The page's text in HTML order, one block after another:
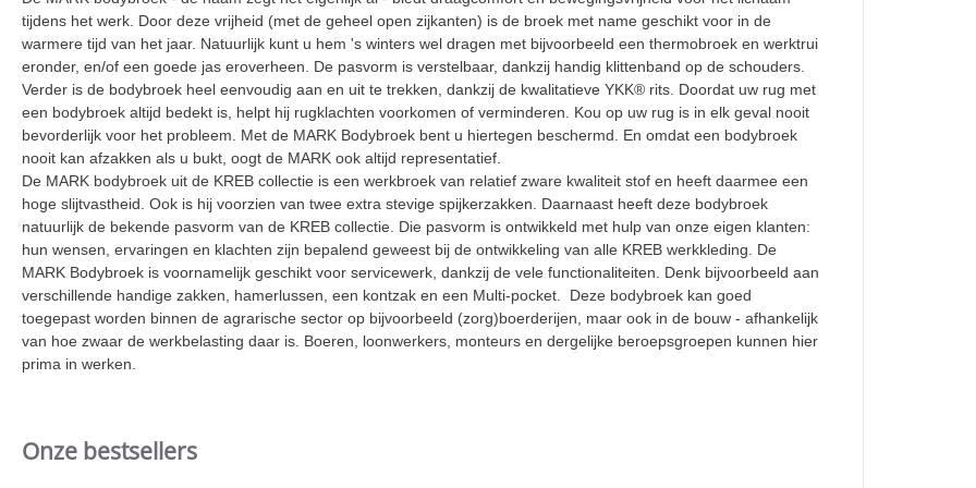
tijdens het werk. Door deze vrijheid (met de geheel open zijkanten) is de broek met name geschikt voor in de
warmere tijd van het jaar. Natuurlijk kunt u hem 's winters wel dragen met bijvoorbeeld een thermobroek en werktrui
eronder, en/of een goede jas eroverheen. De pasvorm is verstelbaar, dankzij handig klittenband op de schouders.
Verder is de bodybroek heel eenvoudig aan en uit te trekken, dankzij de kwalitatieve YKK® rits. Doordat uw rug met
een bodybroek altijd bedekt is, helpt hij rugklachten voorkomen of verminderen. Kou op uw rug is in elk geval nooit
bevorderlijk voor het probleem. Met de MARK Bodybroek bent u hiertegen beschermd. En omdat een bodybroek
nooit kan afzakken als u bukt, oogt de MARK ook altijd representatief.
De MARK bodybroek uit de KREB collectie is een werkbroek van relatief zware kwaliteit stof en heeft daarmee een
hoge slijtvastheid. Ook is hij voorzien van twee extra stevige spijkerzakken. Daarnaast heeft deze bodybroek
natuurlijk de bekende pasvorm van de KREB collectie. Die pasvorm is ontwikkeld met hulp van onze eigen klanten:
hun wensen, ervaringen en klachten zijn bepalend geweest bij de ontwikkeling van alle KREB werkkleding. De
MARK Bodybroek is voornamelijk geschikt voor servicewerk, dankzij de vele functionaliteiten. Denk bijvoorbeeld aan
verschillende handige zakken, hamerlussen, een kontzak en een Multi-pocket. Deze bodybroek kan goed
toegepast worden binnen de agrarische sector op bijvoorbeeld (zorg)boerderijen, maar ook in de bouw - afhankelijk
van hoe zwaar de werkbelasting daar is. Boeren, loonwerkers, monteurs en dergelijke beroepsgroepen kunnen hier
prima in werken.
Slideshow
Onze bestsellers